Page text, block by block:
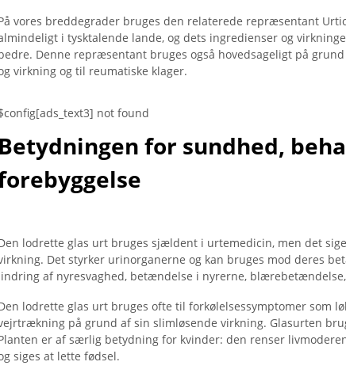
vores breddegrader bruges den relaterede repræsentant
i tysktalende lande, og dets ingredienser og
Denne repræsentant bruges også hovedsageligt på
virkning og til reumatiske klager.
not found
Betydningen for sundhed,
lodrette glas urt bruges sjældent i urtemedicin, men det
Det styrker urinorganerne og kan bruges mod deres
af nyresvaghed, betændelse i nyrerne, blærebetændelse,
lodrette glas urt bruges ofte til forkølelsessymptomer som
på grund af sin slimløsende virkning. Glasurten
er af særlig betydning for kvinder: den renser
siges at lette fødsel.